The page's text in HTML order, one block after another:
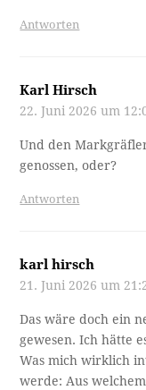
Antworten
Karl Hirsch
22. Juni 2026 um
Und den
genossen, oder?
Antworten
karl hirsch
21. Juni 2026 um
Das wäre doch ein
gewesen. Ich hätte
Was mich wirklich
werde: Aus